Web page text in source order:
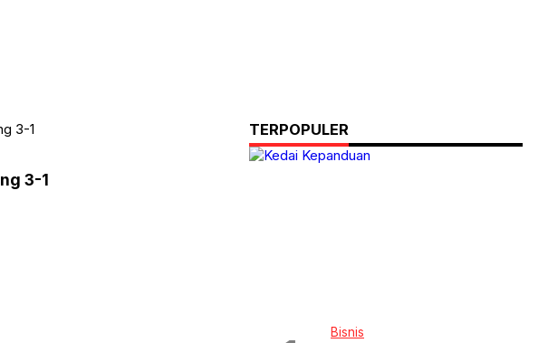
3-1
3-1
TERPOPULER
Bisnis